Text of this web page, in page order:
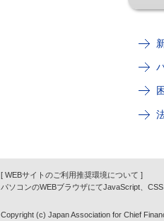
[ WEBサイトのご利用推奨環境について ]
パソコンのWEBブラウザにてJavaScript、
Copyright (c) Japan Association for Chief